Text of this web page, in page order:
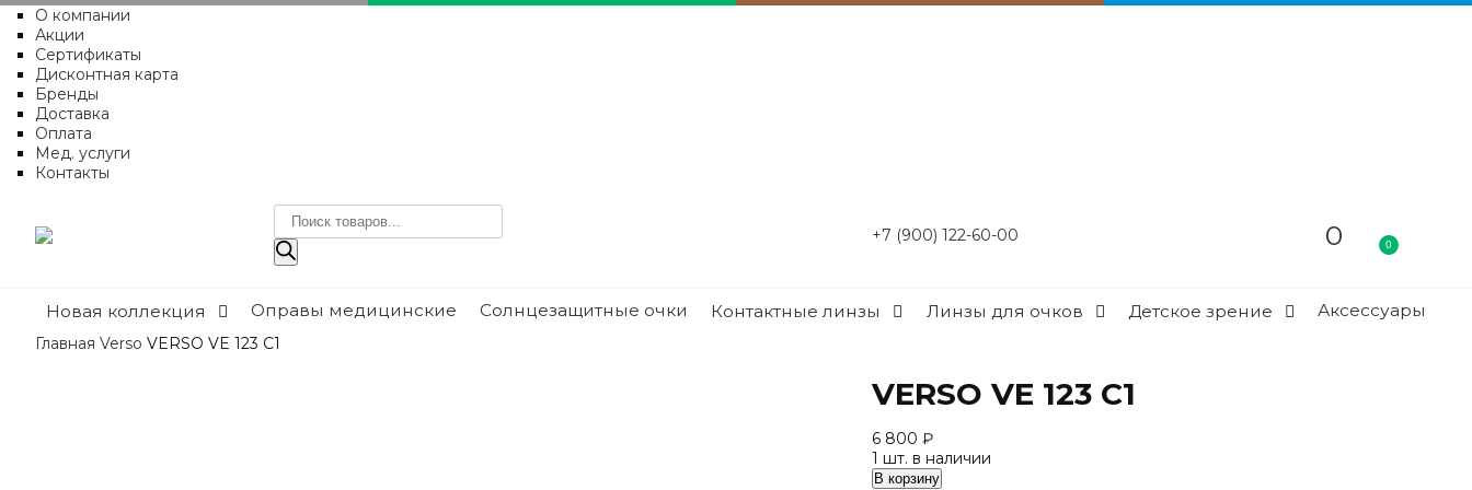
О компании
Акции
Сертификаты
Дисконтная карта
Бренды
Доставка
Оплата
Мед. услуги
Контакты
Поиск
товаров
+7 (900) 122-60-00 0 0
Новая коллекция Оправы медицинские Солнцезащитные очки Контактные линзы Линзы для очков Детское зрение Аксессуары
Главная Verso VERSO VE 123 C1
VERSO VE 123 C1
6 800₽
1 шт. в наличии
Количество
В корзину